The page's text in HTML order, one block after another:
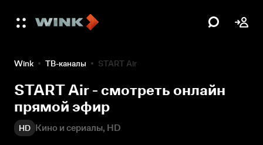
Wink ТВ-каналы START Air
START Air - смотреть онлайн
прямой эфир
HD Кино и сериалы, HD